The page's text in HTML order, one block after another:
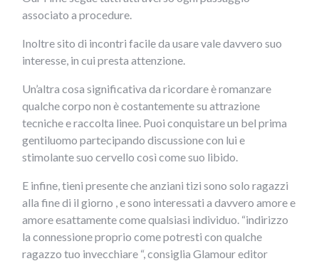
associato a procedure.
Inoltre sito di incontri facile da usare vale davvero suo
interesse, in cui presta attenzione.
Un’altra cosa significativa da ricordare è romanzare
qualche corpo non è costantemente su attrazione
tecniche e raccolta linee. Puoi conquistare un bel prima
gentiluomo partecipando discussione con lui e
stimolante suo cervello così come suo libido.
E infine, tieni presente che anziani tizi sono solo ragazzi
alla fine di il giorno , e sono interessati a davvero amore e
amore esattamente come qualsiasi individuo. “indirizzo
la connessione proprio come potresti con qualche
ragazzo tuo invecchiare “, consiglia Glamour editor